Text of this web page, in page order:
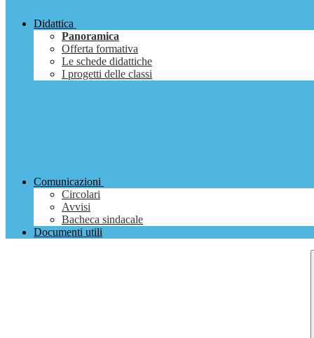
Didattica
Panoramica
Offerta formativa
Le schede didattiche
I progetti delle classi
Comunicazioni
Circolari
Avvisi
Bacheca sindacale
Documenti utili